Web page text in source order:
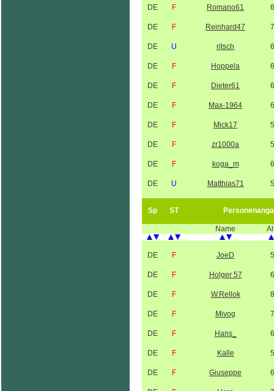
DE F Romano61
DE F Reinhard47
DE U ritsch
DE F Hoppela
DE F Dieter61
DE F Max-1964
DE F Mick17
DE F zr1000a
DE F koga_m
DE U Matthias71
Sp ST
Name
DE F JoeD
DE F Holger 57
DE F W.Rellok
DE F Mivog
DE F Hans_
DE F Kalle
DE F Giuseppe